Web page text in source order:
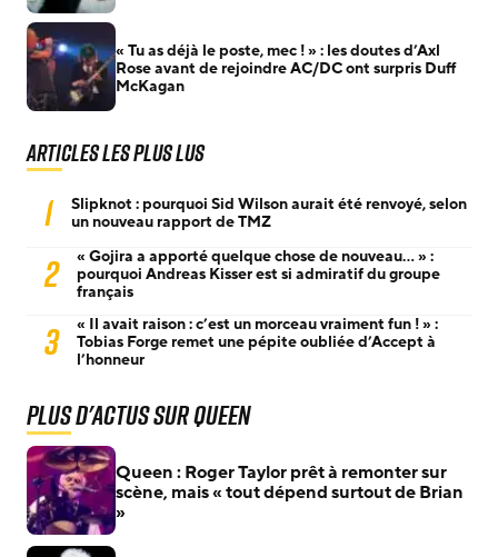
« Tu as déjà le poste, mec ! » : les doutes d’Axl
Rose avant de rejoindre AC/DC ont surpris Duff
McKagan
Articles les plus lus
1
Slipknot : pourquoi Sid Wilson aurait été renvoyé, selon
un nouveau rapport de TMZ
2
« Gojira a apporté quelque chose de nouveau… » :
pourquoi Andreas Kisser est si admiratif du groupe
français
3
« Il avait raison : c’est un morceau vraiment fun ! » :
Tobias Forge remet une pépite oubliée d’Accept à
l’honneur
Plus d'actus sur Queen
Queen : Roger Taylor prêt à remonter sur
scène, mais « tout dépend surtout de Brian
»